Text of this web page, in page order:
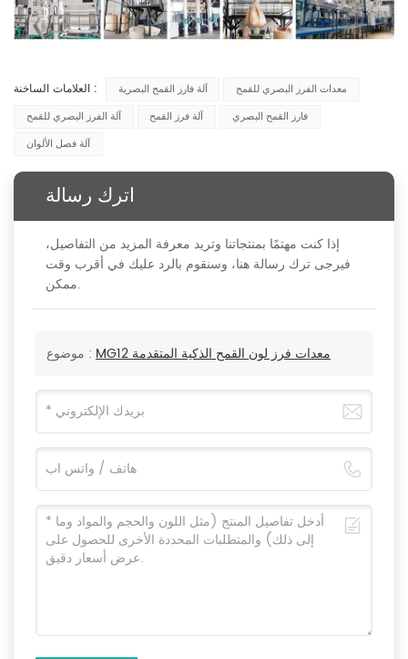
العلامات الساخنة : آلة فارز القمح البصرية
معدات الفرز البصري للقمح
آلة الفرز البصري للقمح
آلة فرز القمح
فارز القمح البصري
آلة فصل الألوان
اترك رسالة
إذا كنت مهتمًا بمنتجاتنا وتريد معرفة المزيد من التفاصيل،
فيرجى ترك رسالة هنا، وسنقوم بالرد عليك في أقرب وقت
ممكن.
موضوع : MG12 معدات فرز لون القمح الذكية المتقدمة